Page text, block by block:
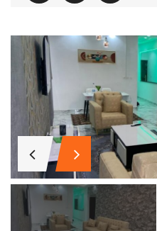
Ta villa
Fcfa / Cadre luxueux
Bassam, Côte d'Ivoire
Cité